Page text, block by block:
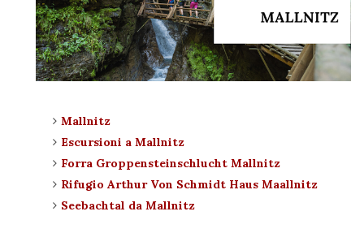
Mallnitz
Escursioni a Mallnitz
Forra Groppensteinschlucht Mallnitz
Rifugio Arthur Von Schmidt Haus Maallnitz
Seebachtal da Mallnitz